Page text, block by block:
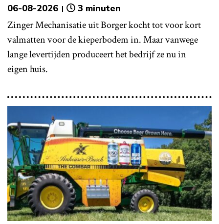
06-08-2026 3 minuten
Zinger Mechanisatie uit Borger kocht tot voor kort
valmatten voor de kieperbodem in. Maar vanwege
lange levertijden produceert het bedrijf ze nu in
eigen huis.